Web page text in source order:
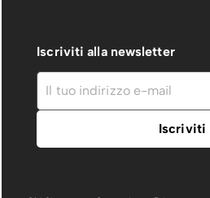
Iscriviti alla newsletter